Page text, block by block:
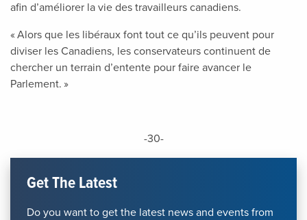
afin d’améliorer la vie des travailleurs canadiens.
« Alors que les libéraux font tout ce qu’ils peuvent pour
diviser les Canadiens, les conservateurs continuent de
chercher un terrain d’entente pour faire avancer le
Parlement. »
-30-
Get The Latest
Do you want to get the latest news and events from